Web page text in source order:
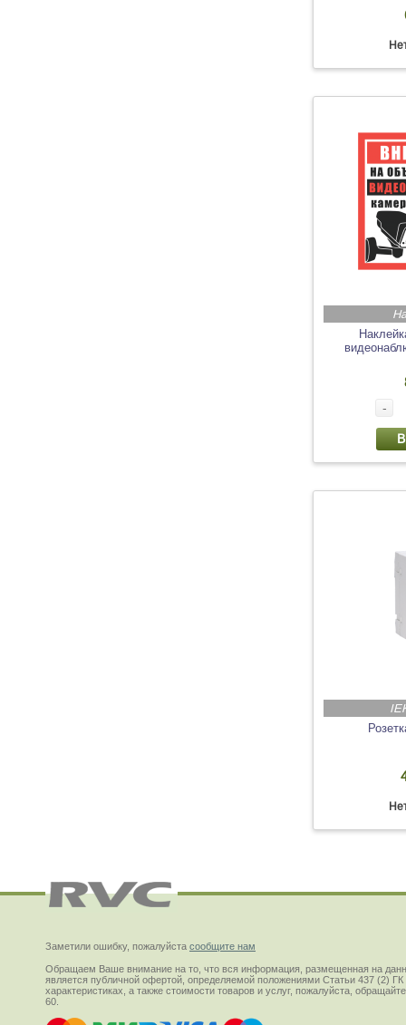
-
Заметили ошибку, пожалуйста сообщите нам
Обращаем Ваше внимание на то, что вся информация, размещенная на
является публичной офертой, определяемой положениями Статьи 437 (2)
характеристиках, а также стоимости товаров и услуг, пожалуйста,
60.